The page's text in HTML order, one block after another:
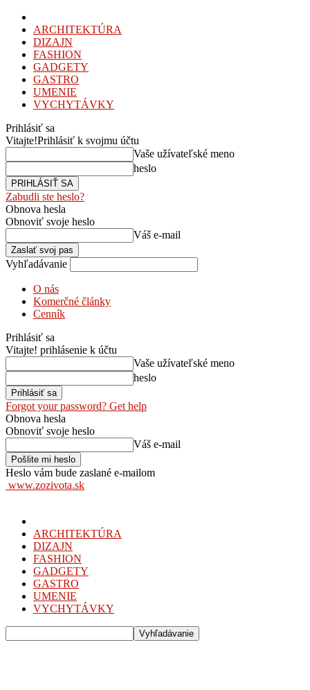
ARCHITEKTÚRA
DIZAJN
FASHION
GADGETY
GASTRO
UMENIE
VYCHYTÁVKY
Prihlásiť sa
Vitajte!Prihlásiť k svojmu účtu
Vaše užívateľské meno
heslo
Zabudli ste heslo?
Obnova hesla
Obnoviť svoje heslo
Váš e-mail
Vyhľadávanie
O nás
Komerčné články
Cenník
Prihlásiť sa
Vitajte! prihlásenie k účtu
Vaše užívateľské meno
heslo
Forgot your password? Get help
Obnova hesla
Obnoviť svoje heslo
Váš e-mail
Heslo vám bude zaslané e-mailom
www.zozivota.sk
ARCHITEKTÚRA
DIZAJN
FASHION
GADGETY
GASTRO
UMENIE
VYCHYTÁVKY